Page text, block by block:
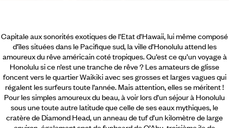
Capitale aux sonorités exotiques de l’Etat d’Hawaii, lui même composé
d’îles situées dans le Pacifique sud, la ville d’Honolulu attend les
amoureux du rêve américain coté tropiques. Qu’est ce qu’un voyage à
Honolulu si ce n’est une tranche de rêve ? Les amateurs de glisse
foncent vers le quartier Waikiki avec ses grosses et larges vagues qui
régalent les surfeurs toute l’année. Mais attention, elles se méritent !
Pour les simples amoureux du beau, à voir lors d’un séjour à Honolulu
sous une toute autre latitude que celle de ses eaux mythiques, le
cratère de Diamond Head, un anneau de tuf d’un kilomètre de large